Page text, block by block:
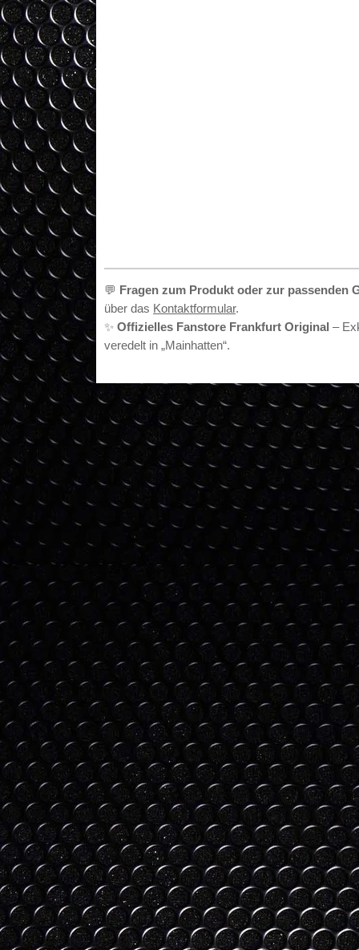
💬 Fragen zum Produkt oder zur passenden
über das Kontaktformular.
✨ Offizielles Fanstore Frankfurt Original –
veredelt in „Mainhatten“.